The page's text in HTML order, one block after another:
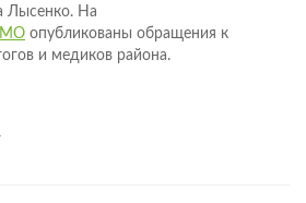
Лысенко. На
МО опубликованы обращения к
и медиков района.